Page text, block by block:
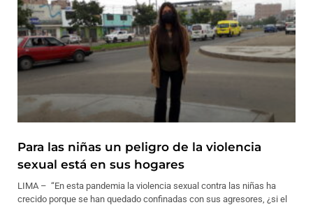
Para las niñas un peligro de la violencia
sexual está en sus hogares
LIMA – “En esta pandemia la violencia sexual contra las niñas ha
crecido porque se han quedado confinadas con sus agresores, ¿si el